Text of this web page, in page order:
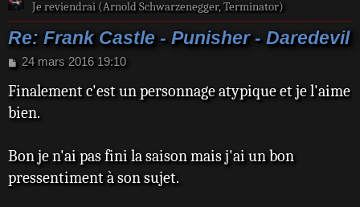
Je reviendrai (Arnold Schwarzenegger, Terminator)
Re: Frank Castle - Punisher - Daredevil
M
s
s
a
24 mars 2016 19:10
Finalement c'est un personnage atypique et je l'aime
bien.
Bon je n'ai pas fini la saison mais j'ai un bon
pressentiment à son sujet.